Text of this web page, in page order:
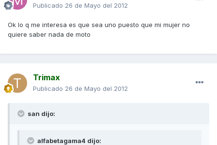
Publicado 26 de Mayo del 2012
Ok lo q me interesa es que sea uno puesto que mi mujer no
quiere saber nada de moto
Trimax
Publicado 26 de Mayo del 2012
san dijo:
alfabetagama4 dijo: